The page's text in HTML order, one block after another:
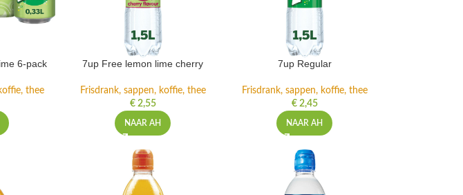
6-pack
thee
7up Free lemon lime cherry
Frisdrank, sappen, koffie, thee
€2,55
NAAR AH
7up Regular
Frisdrank, sappen, koffie, thee
€2,45
NAAR AH